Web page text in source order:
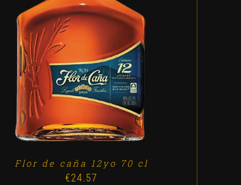
ADD TO CART DETALLES
Flor de caña 12yo 70 cl
€24.57